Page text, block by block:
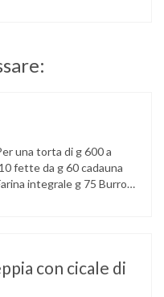
una torta di g 600 a
fette da g 60 cadauna
integrale g 75 Burro
con cicale di